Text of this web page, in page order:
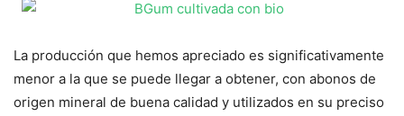
La producción que hemos apreciado es significativamente
menor a la que se puede llegar a obtener, con abonos de
origen mineral de buena calidad y utilizados en su preciso